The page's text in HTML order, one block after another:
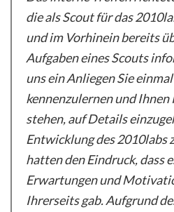
die als Scout für das
und im Vorhinein bereits
Aufgaben eines Scouts
uns ein Anliegen Sie
kennenzulernen und
stehen, auf Details
Entwicklung des 2010labs
hatten den Eindruck, dass
Erwartungen und
Ihrerseits gab. Aufgrund